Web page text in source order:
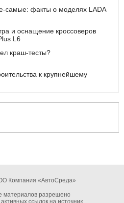
самые: факты о моделях LADA
и оснащение кроссоверов
L6
краш-тесты?
к крупнейшему
Компания «АвтоСреда»
материалов разрешено
ссылок на источник.